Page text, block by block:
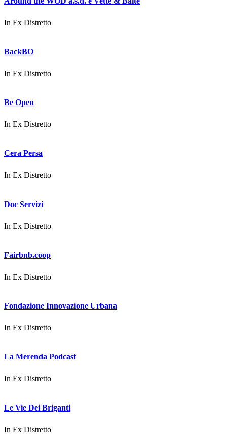
In Ex Distretto
BackBO
In Ex Distretto
Be Open
In Ex Distretto
Cera Persa
In Ex Distretto
Doc Servizi
In Ex Distretto
Fairbnb.coop
In Ex Distretto
Fondazione Innovazione Urbana
In Ex Distretto
La Merenda Podcast
In Ex Distretto
Le Vie Dei Briganti
In Ex Distretto